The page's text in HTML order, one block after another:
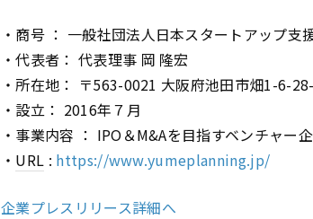
・商号 ： 一般社団法人日本スタートアップ支
・代表者： 代表理事 岡 隆宏
・所在地： 〒563-0021 大阪府池田市畑1-6-
・設立： 2016年７月
・事業内容 ： IPO＆M&Aを目指すベンチャー
・ URL : https://www.yumeplanning.jp/
企業プレスリリース詳細へ